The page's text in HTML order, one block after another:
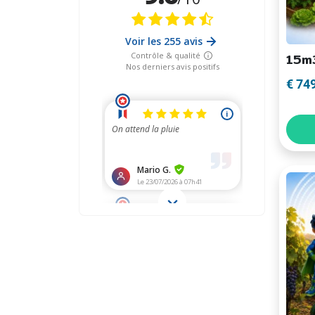
Ten
Onze
Welk
Er
De
een
wand
De
€